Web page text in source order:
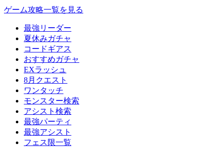
ゲーム攻略一覧を見る
最強リーダー
夏休みガチャ
コードギアス
おすすめガチャ
EXラッシュ
8月クエスト
ワンタッチ
モンスター検索
アシスト検索
最強パーティ
最強アシスト
フェス限一覧